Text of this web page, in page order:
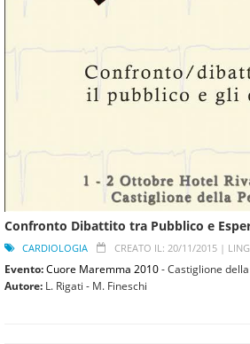
Confronto Dibattito tra Pubblico e
CARDIOLOGIA CREATO IL: 20/11/2015 |
Evento:Cuore Maremma 2010- Castiglione
Autore: L. Rigati - M. Fineschi